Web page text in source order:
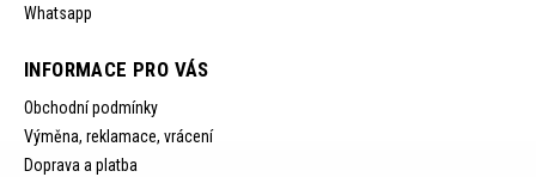
Whatsapp
INFORMACE PRO VÁS
Obchodní podmínky
Výměna, reklamace, vrácení
Doprava a platba